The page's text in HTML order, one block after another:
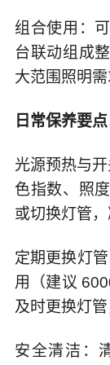
组合使用：
台联动组成
大范围照明需
日常保养要点
光源预热与
色指数、照
或切换灯管
定期更换灯
用（建议
及时更换灯
安全清洁：